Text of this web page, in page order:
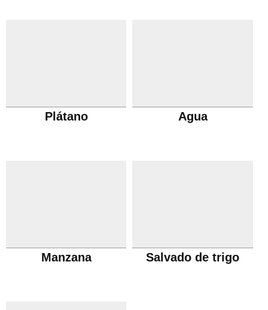
Plátano Agua
Manzana Salvado de trigo